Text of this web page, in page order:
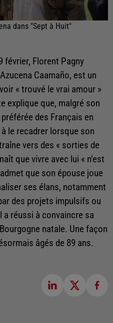
dans "Sept à Huit"
février, Florent Pagny
Caamaño, est un
« trouvé le vrai amour »
explique que, malgré son
des Français en
le recadrer lorsque son
vers des « sorties de
que vivre avec lui « n’est
que son épouse joue
ses élans, notamment
des projets impulsifs ou
a réussi à convaincre sa
natale. Une façon
âgés de 89 ans.